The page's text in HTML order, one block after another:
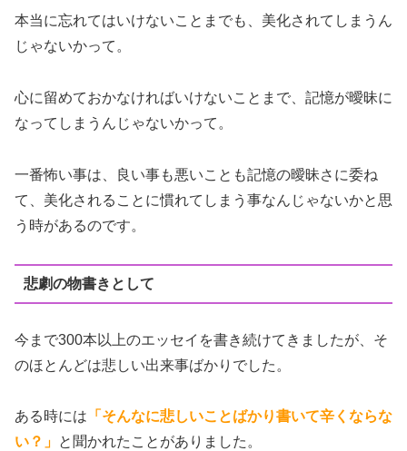
本当に忘れてはいけないことまでも、美化されてしまうん
じゃないかって。
心に留めておかなければいけないことまで、記憶が曖昧に
なってしまうんじゃないかって。
一番怖い事は、良い事も悪いことも記憶の曖昧さに委ね
て、美化されることに慣れてしまう事なんじゃないかと思
う時があるのです。
悲劇の物書きとして
今まで300本以上のエッセイを書き続けてきましたが、そ
のほとんどは悲しい出来事ばかりでした。
ある時には 「そんなに悲しいことばかり書いて辛くならな
い？」 と聞かれたことがありました。